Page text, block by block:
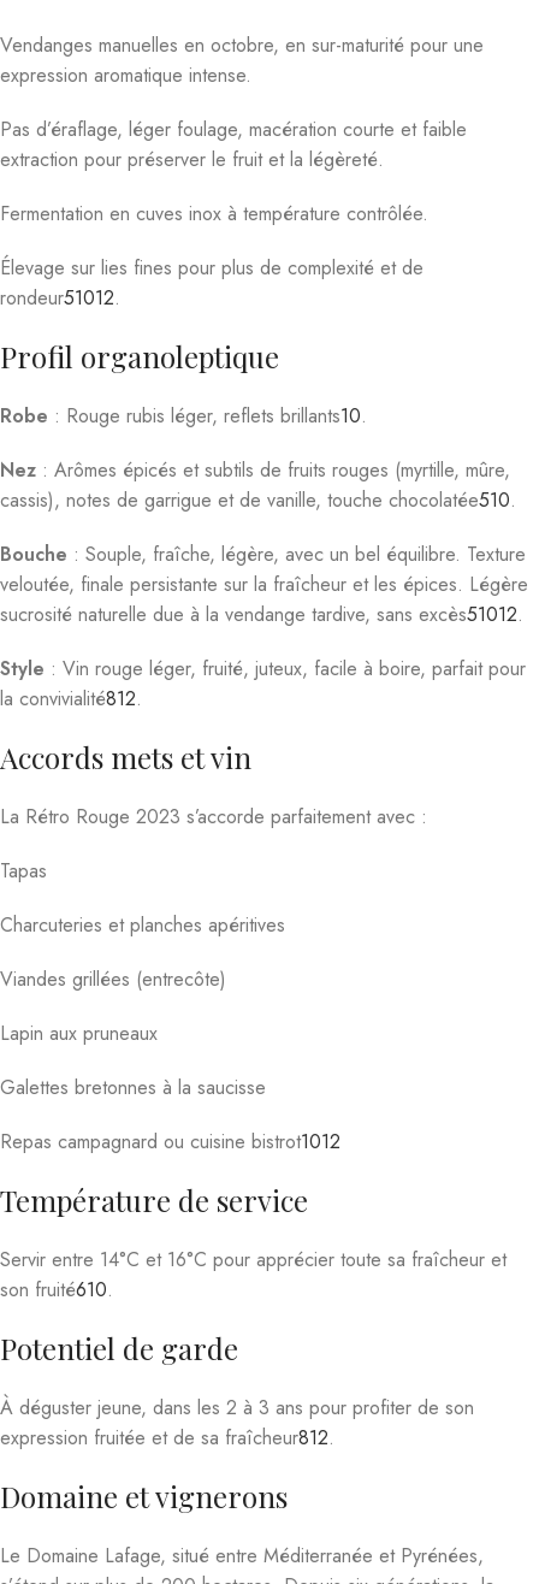
Vendanges manuelles en octobre, en sur-maturité pour une
expression aromatique intense.
Pas d’éraflage, léger foulage, macération courte et faible
extraction pour préserver le fruit et la légèreté.
Fermentation en cuves inox à température contrôlée.
Élevage sur lies fines pour plus de complexité et de
rondeur51012.
Profil organoleptique
Robe : Rouge rubis léger, reflets brillants10.
Nez : Arômes épicés et subtils de fruits rouges (myrtille, mûre,
cassis), notes de garrigue et de vanille, touche chocolatée510.
Bouche : Souple, fraîche, légère, avec un bel équilibre. Texture
veloutée, finale persistante sur la fraîcheur et les épices. Légère
sucrosité naturelle due à la vendange tardive, sans excès51012.
Style : Vin rouge léger, fruité, juteux, facile à boire, parfait pour
la convivialité812.
Accords mets et vin
La Rétro Rouge 2023 s’accorde parfaitement avec :
Tapas
Charcuteries et planches apéritives
Viandes grillées (entrecôte)
Lapin aux pruneaux
Galettes bretonnes à la saucisse
Repas campagnard ou cuisine bistrot1012
Température de service
Servir entre 14°C et 16°C pour apprécier toute sa fraîcheur et
son fruité610.
Potentiel de garde
À déguster jeune, dans les 2 à 3 ans pour profiter de son
expression fruitée et de sa fraîcheur812.
Domaine et vignerons
Le Domaine Lafage, situé entre Méditerranée et Pyrénées,